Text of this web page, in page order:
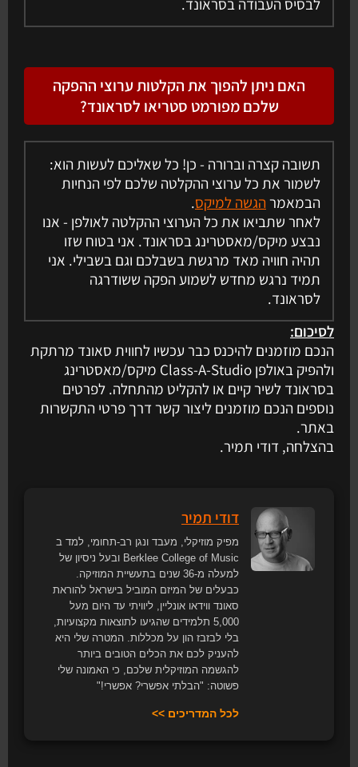
לבסיס העבודה בסראונד.
האם ניתן להפוך את הקלטות ערוצי ההפקה
שלכם מפורמט סטריאו לסראונד?
תשובה קצרה וברורה - כן! כל שאליכם לעשות הוא:
לשמור את כל ערוצי ההקלטה שלכם לפי הנחיות
הבמאמר הגשה למיקס.
לאחר שתביאו את כל הערוצי ההקלטה לאולפן - אנו
נבצע מיקס/מאסטרינג בסראונד. אני בטוח שזו
תהיה חוויה מאד מרגשת בשבלכם וגם בשבילי. אני
תמיד נרגש מחדש לשמוע הפקה ששודרגה
לסראונד.
לסיכום:
הנכם מוזמנים להיכנס כבר עכשיו לחווית סאונד מרתקת
ולהפיק באולפן Class-A-Studio מיקס/מאסטרינג
בסראונד לשיר קיים או להקליט מהתחלה. לפרטים
נוספים הנכם מוזמנים ליצור קשר דרך פרטי התקשרות
באתר.
בהצלחה, דודי תמיר.
דודי תמיר
מפיק מוזיקלי, מעבד ונגן רב-תחומי, למד ב
Berklee College of Music ובעל ניסיון של
למעלה מ-36 שנים בתעשיית המוזיקה.
כבעלים של המיזם המוביל בישראל להוראת
סאונד ווידאו אונליין, ליוויתי עד היום מעל
5,000 תלמידים שהגיעו לתוצאות מקצועיות,
בלי לבזבז הון על מכללות. המטרה שלי היא
להעניק לכם את הכלים הטובים ביותר
להגשמה המוזיקלית שלכם, כי האמונה שלי
פשוטה: "הבלתי אפשרי? אפשרי!"
לכל המדריכים >>